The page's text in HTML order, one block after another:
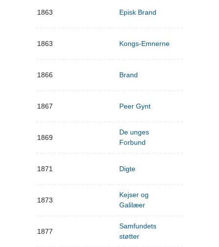
1863 Episk Brand
1863 Kongs-Emnerne
1866 Brand
1867 Peer Gynt
1869
De unges
Forbund
1871 Digte
1873
Kejser og
Galilæer
1877
Samfundets
støtter